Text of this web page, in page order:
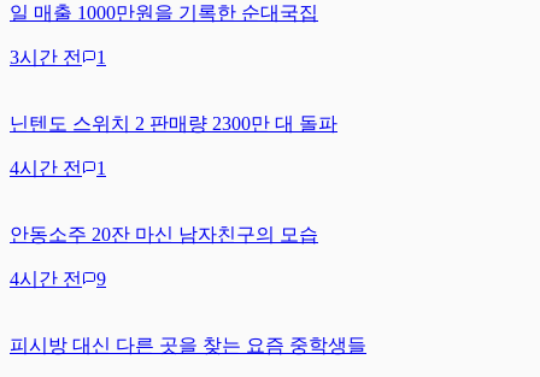
일 매출 1000만원을 기록한 순대국집
3시간 전 1
닌텐도 스위치 2 판매량 2300만 대 돌파
4시간 전 1
안동소주 20잔 마신 남자친구의 모습
4시간 전 9
피시방 대신 다른 곳을 찾는 요즘 중학생들